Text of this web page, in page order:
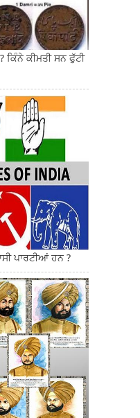
ਕੀਮਤੀ ਸਨ ਫੁੱਟੀ
ਪਾਰਟੀਆਂ ਹਨ ?